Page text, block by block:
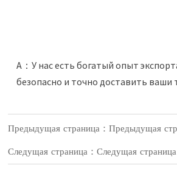
A：У нас есть богатый опыт
безопасно и точно доставить
Предыдущая страница：Предыдущая
Следущая страница：Следущая страница